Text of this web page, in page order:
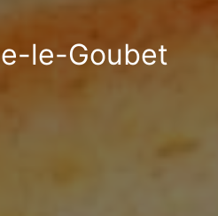
le-Goubet